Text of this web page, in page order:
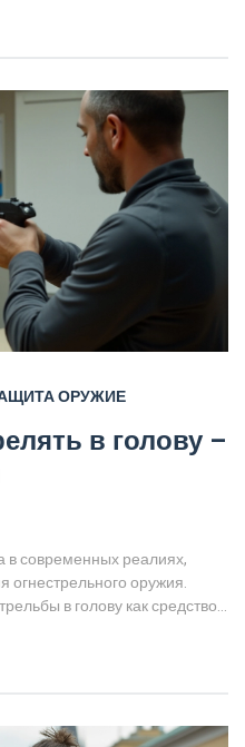
— мы предоставим
чувствовать себя
ОРУЖИЕ
в голову –
современных реалиях,
огнестрельного оружия.
в голову как средство
и установки на